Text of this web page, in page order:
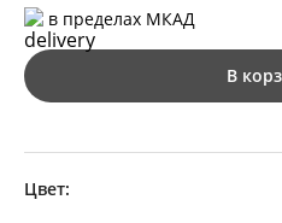
в пределах МКАД
В
Цвет: